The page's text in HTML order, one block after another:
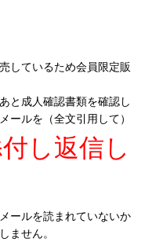
しているため会員限定販
と成人確認書類を確認し
ールを（全文引用して）
し返信し
ールを読まれていないか
ません。